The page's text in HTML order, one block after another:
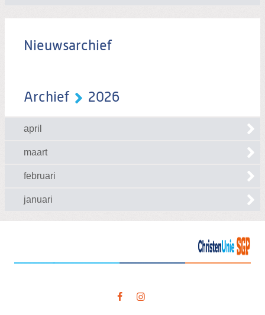
Nieuwsarchief
Archief 2026
april
maart
februari
januari